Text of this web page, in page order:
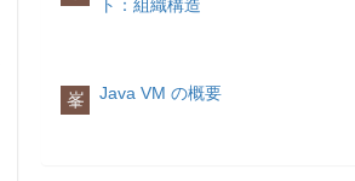
ト：組織構造
峯 Java VM の概要